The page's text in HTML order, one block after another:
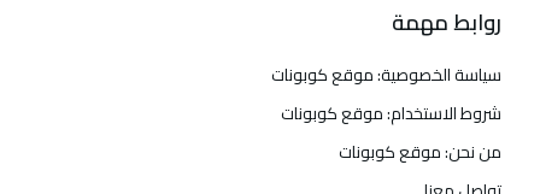
روابط مهمة
سياسة الخصوصية: موقع كوبونات
شروط الاستخدام: موقع كوبونات
من نحن: موقع كوبونات